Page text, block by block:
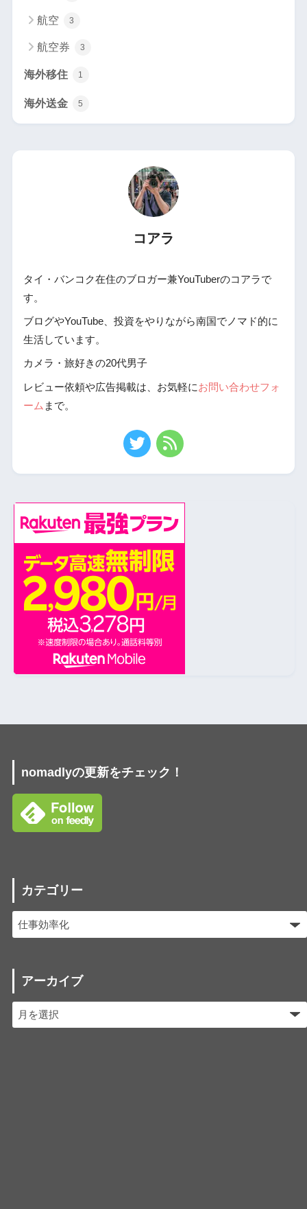
航空 3
航空券 3
海外移住 1
海外送金 5
コアラ
タイ・バンコク在住のブロガー兼YouTuberのコアラで
す。
ブログやYouTube、投資をやりながら南国でノマド的に
生活しています。
カメラ・旅好きの20代男子
レビュー依頼や広告掲載は、お気軽にお問い合わせフォ
ーム まで。
nomadlyの更新をチェック！
カテゴリー
アーカイブ